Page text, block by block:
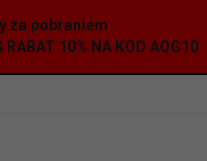
za pobraniem
RABAT 10% NA KOD AQG10